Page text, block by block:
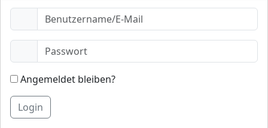
Angemeldet bleiben?
Login